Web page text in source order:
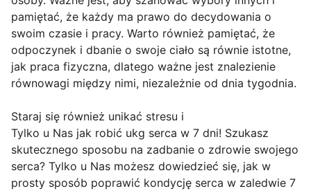
pamiętać, że każdy ma prawo do decydowania o
swoim czasie i pracy. Warto również pamiętać, że
odpoczynek i dbanie o swoje ciało są równie istotne,
jak praca fizyczna, dlatego ważne jest znalezienie
równowagi między nimi, niezależnie od dnia tygodnia.
Staraj się również unikać stresu i
Tylko u Nas jak robić ukg serca w 7 dni! Szukasz
skutecznego sposobu na zadbanie o zdrowie swojego
serca? Tylko u Nas możesz dowiedzieć się, jak w
prosty sposób poprawić kondycję serca w zaledwie 7